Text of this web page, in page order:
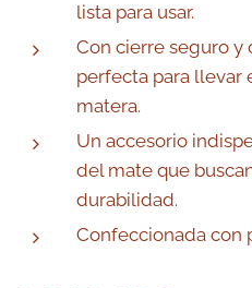
lista para usar.
Con cierre seguro y
perfecta para llevar
matera.
Un accesorio
del mate que
durabilidad.
Confeccionada con